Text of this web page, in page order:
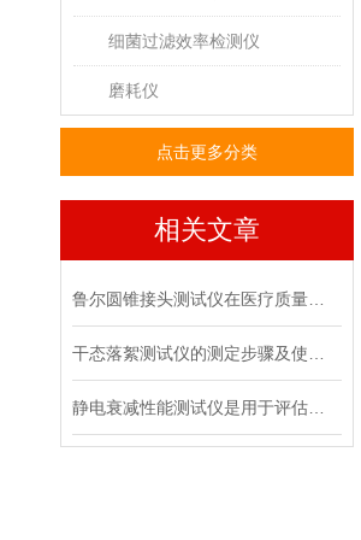
细菌过滤效率检测仪
磨耗仪
点击更多分类
相关文章